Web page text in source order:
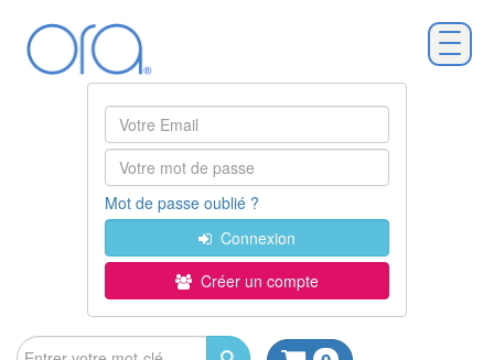
Mot de passe oublié ?
Connexion
Créer un compte